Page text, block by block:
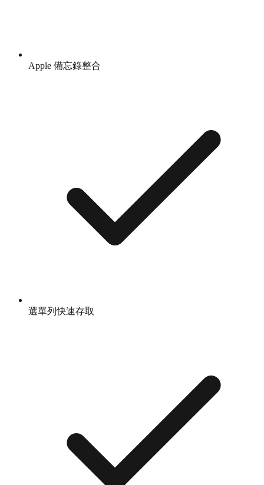
Apple 備忘錄整合
選單列快速存取